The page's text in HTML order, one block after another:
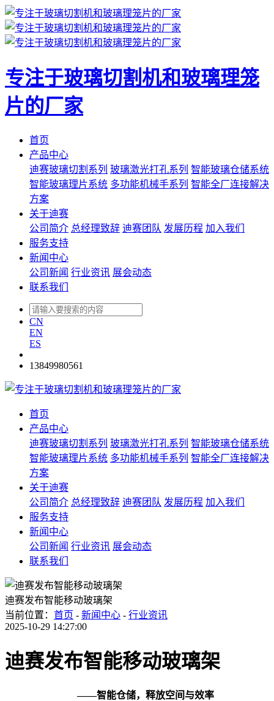
专注于玻璃切割机和玻璃理笼
片的厂家
首页
产品中心
迪赛玻璃切割系列 玻璃激光打孔系列 智能玻璃仓储系统
智能玻璃理片系统 多功能机械手系列 智能全厂连接解决
方案
关于迪赛
公司简介 总经理致辞 迪赛团队 发展历程 加入我们
服务支持
新闻中心
公司新闻 行业资讯 展会动态
联系我们
CN
EN
ES
13849980561
首页
产品中心
迪赛玻璃切割系列 玻璃激光打孔系列 智能玻璃仓储系统
智能玻璃理片系统 多功能机械手系列 智能全厂连接解决
方案
关于迪赛
公司简介 总经理致辞 迪赛团队 发展历程 加入我们
服务支持
新闻中心
公司新闻 行业资讯 展会动态
联系我们
迪赛发布智能移动玻璃架
当前位置： 首页 - 新闻中心 - 行业资讯
2025-10-29 14:27:00
迪赛发布智能移动玻璃架
——智能仓储，释放空间与效率